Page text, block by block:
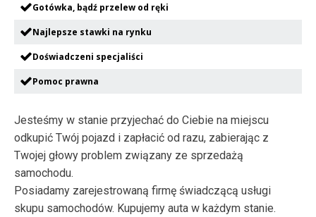
Gotówka, bądź przelew od ręki
Najlepsze stawki na rynku
Doświadczeni specjaliści
Pomoc prawna
Jesteśmy w stanie przyjechać do Ciebie na miejscu
odkupić Twój pojazd i zapłacić od razu, zabierając z
Twojej głowy problem związany ze sprzedażą
samochodu.
Posiadamy zarejestrowaną firmę świadczącą usługi
skupu samochodów. Kupujemy auta w każdym stanie.